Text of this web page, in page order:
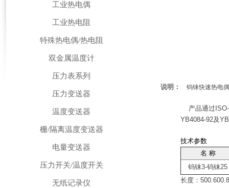
工业热电偶
工业热电阻
特殊热电偶/热电阻
双金属温度计
压力表系列
压力变送器
温度变送器
栅/隔离温度变送器
电量变送器
压力开关/温度开关
无纸记录仪
说明： 钨铼快速热电偶
产品通过ISO-
YB4084-92及
技术参数
名 称
钨铼3-钨铼25
长度：